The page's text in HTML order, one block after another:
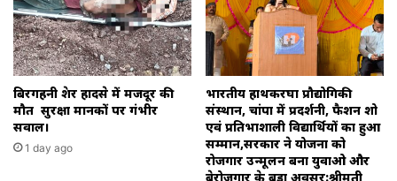
निधन
।
बिरगहनी क्रेशर हादसे में मजदूर की
मौत सुरक्षा मानकों पर गंभीर
सवाल।
1 day ago
भारतीय हाथकरघा प्रौद्योगिकी
संस्थान, चांपा में प्रदर्शनी, फैशन शो
एवं प्रतिभाशाली विद्यार्थियों का हुआ
सम्मान,सरकार ने योजना को
रोजगार उन्मूलन बना युवाओ और
बेरोजगार के बड़ा अवसर:श्रीमती